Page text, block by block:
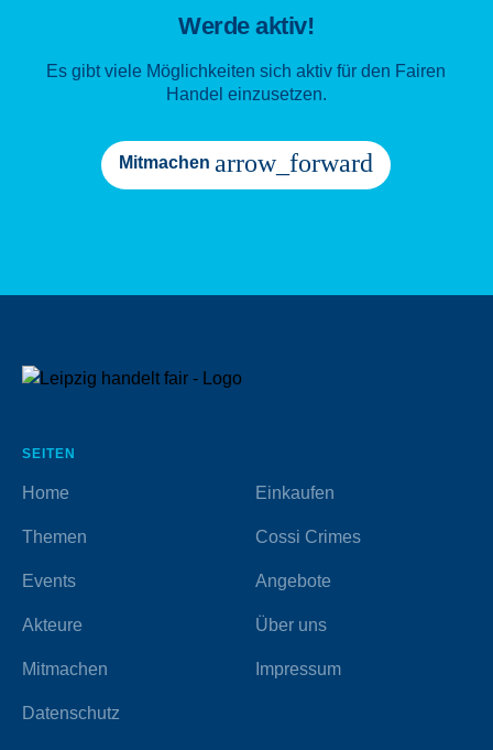
Werde aktiv!
Es gibt viele Möglichkeiten sich aktiv für den Fairen
Handel einzusetzen.
Mitmachen arrow_forward
SEITEN
Home Einkaufen
Themen Cossi Crimes
Events Angebote
Akteure Über uns
Mitmachen Impressum
Datenschutz